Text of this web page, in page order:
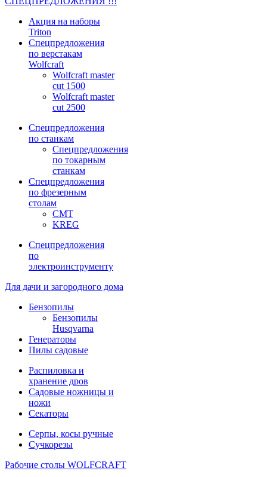
Акция на наборы
Triton
Спецпредложения
по верстакам
Wolfcraft
Wolfcraft master
cut 1500
Wolfcraft master
cut 2500
Спецпредложения
по станкам
Спецпредложения
по токарным
станкам
Спецпредложения
по фрезерным
столам
CMT
KREG
Спецпредложения
по
электроинструменту
Для дачи и загородного дома
Бензопилы
Бензопилы
Husqvarna
Генераторы
Пилы садовые
Распиловка и
хранение дров
Садовые ножницы и
ножи
Секаторы
Серпы, косы ручные
Сучкорезы
Рабочие столы WOLFCRAFT